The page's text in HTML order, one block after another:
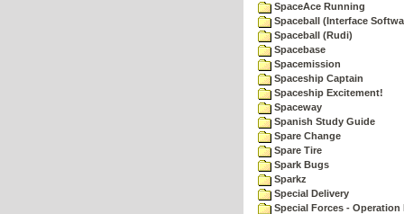
SpaceAce Running
Spaceball (Interface
Spaceball (Rudi)
Spacebase
Spacemission
Spaceship Captain
Spaceship Excitement!
Spaceway
Spanish Study Guide
Spare Change
Spare Tire
Spark Bugs
Sparkz
Special Delivery
Special Forces - Operation